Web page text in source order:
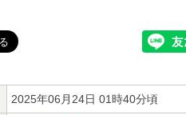
2025年06月24日 01時40分頃